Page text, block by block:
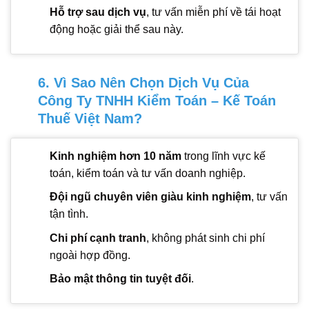
Hỗ trợ sau dịch vụ, tư vấn miễn phí về tái hoạt
động hoặc giải thể sau này.
6. Vì Sao Nên Chọn Dịch Vụ Của
Công Ty TNHH Kiểm Toán – Kế Toán
Thuế Việt Nam?
Kinh nghiệm hơn 10 nămtrong lĩnh vực kế
toán, kiểm toán và tư vấn doanh nghiệp.
Đội ngũ chuyên viên giàu kinh nghiệm, tư vấn
tận tình.
Chi phí cạnh tranh, không phát sinh chi phí
ngoài hợp đồng.
Bảo mật thông tin tuyệt đối.